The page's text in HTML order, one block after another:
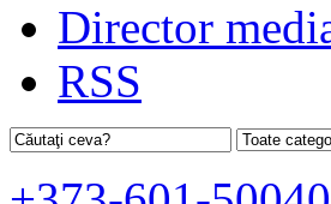
Director
RSS